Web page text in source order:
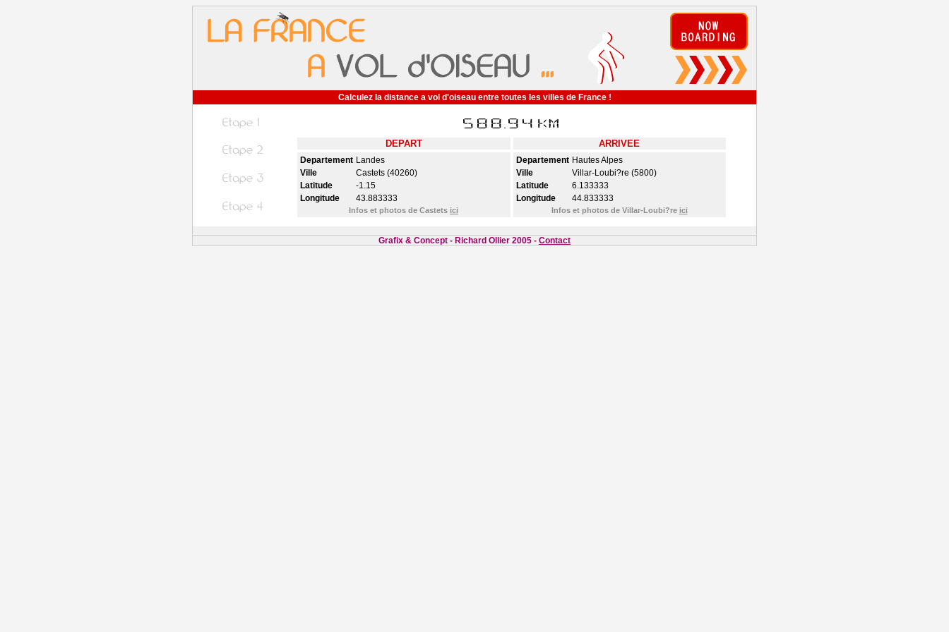
Calculez la distance a vol d'oiseau entre toutes les villes de France !
DEPART ARRIVEE
Departement Landes
Ville
Castets (40260)
Latitude
-1.15
Longitude
43.883333
Infos et photos de Castets ici
Departement Hautes Alpes
Ville
Villar-Loubi?re (5800)
Latitude
6.133333
Longitude
44.833333
Infos et photos de Villar-Loubi?re ici
Grafix & Concept - Richard Ollier 2005 - Contact